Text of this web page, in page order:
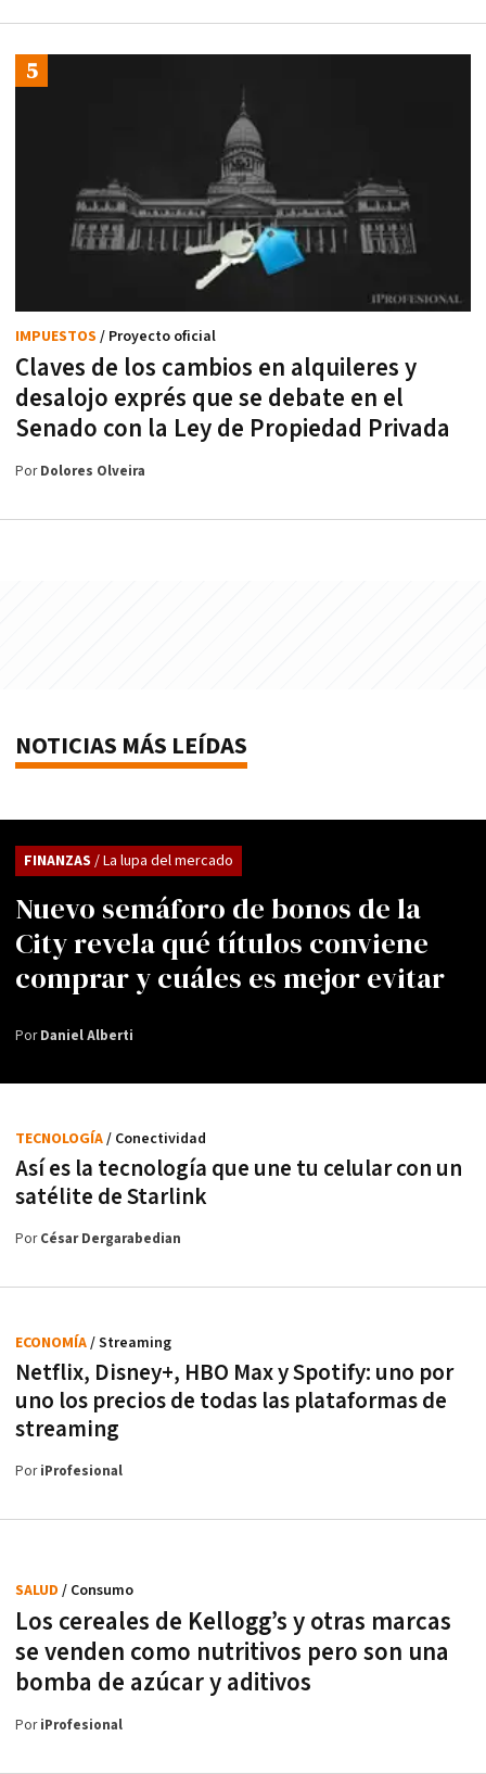
Claves de los cambios en alquileres y
desalojo exprés que se debate en el
Senado con la Ley de Propiedad Privada
IMPUESTOS / Proyecto oficial
PorDolores Olveira
NOTICIAS MÁS LEÍDAS
Nuevo semáforo de bonos de la
City revela qué títulos conviene
comprar y cuáles es mejor evitar
FINANZAS / La lupa del mercado
PorDaniel Alberti
Así es la tecnología que une tu celular con un
satélite de Starlink
TECNOLOGÍA/ Conectividad
PorCésar Dergarabedian
Netflix, Disney+, HBO Max y Spotify: uno por
uno los precios de todas las plataformas de
streaming
ECONOMÍA/ Streaming
PoriProfesional
Los cereales de Kellogg’s y otras marcas
se venden como nutritivos pero son una
bomba de azúcar y aditivos
SALUD / Consumo
PoriProfesional